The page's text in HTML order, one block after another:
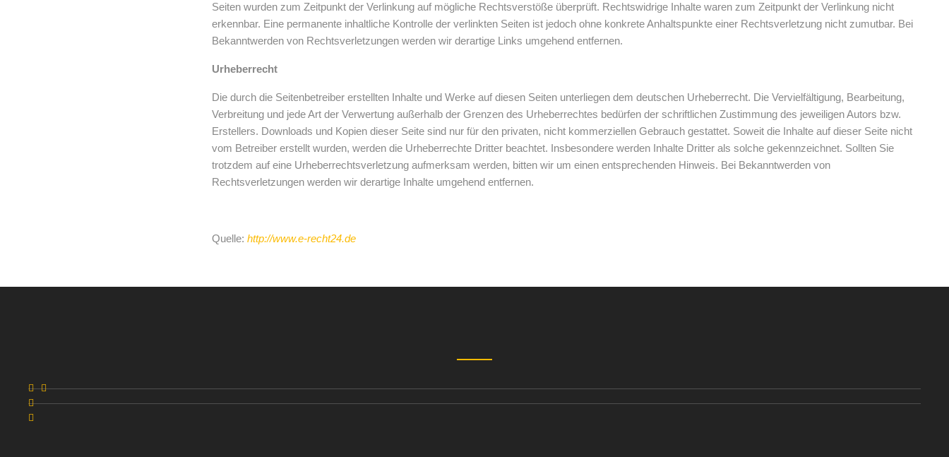
Seiten wurden zum Zeitpunkt der Verlinkung auf mögliche Rechtsverstöße überprüft. Rechtswidrige Inhalte waren zum Zeitpunkt der Verlinkung nicht
erkennbar. Eine permanente inhaltliche Kontrolle der verlinkten Seiten ist jedoch ohne konkrete Anhaltspunkte einer Rechtsverletzung nicht zumutbar. Bei
Bekanntwerden von Rechtsverletzungen werden wir derartige Links umgehend entfernen.
Urheberrecht
Die durch die Seitenbetreiber erstellten Inhalte und Werke auf diesen Seiten unterliegen dem deutschen Urheberrecht. Die Vervielfältigung, Bearbeitung,
Verbreitung und jede Art der Verwertung außerhalb der Grenzen des Urheberrechtes bedürfen der schriftlichen Zustimmung des jeweiligen Autors bzw.
Erstellers. Downloads und Kopien dieser Seite sind nur für den privaten, nicht kommerziellen Gebrauch gestattet. Soweit die Inhalte auf dieser Seite nicht
vom Betreiber erstellt wurden, werden die Urheberrechte Dritter beachtet. Insbesondere werden Inhalte Dritter als solche gekennzeichnet. Sollten Sie
trotzdem auf eine Urheberrechtsverletzung aufmerksam werden, bitten wir um einen entsprechenden Hinweis. Bei Bekanntwerden von
Rechtsverletzungen werden wir derartige Inhalte umgehend entfernen.
Quelle: http://www.e-recht24.de